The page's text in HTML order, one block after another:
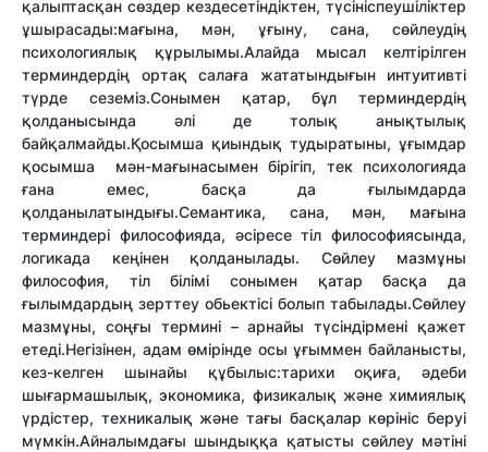
қалыптасқан сөздер кездесетіндіктен, түсініспеушіліктер
ұшырасады:мағына, мән, ұғыну, сана, сөйлеудің
психологиялық құрылымы.Алайда мысал келтірілген
терминдердің ортақ салаға жататындығын интуитивті
түрде сеземіз.Сонымен қатар, бұл терминдердің
қолданысында әлі де толық анықтылық
байқалмайды.Қосымша қиындық тудыратыны, ұғымдар
қосымша мән-мағынасымен бірігіп, тек психологияда
ғана емес, басқа да ғылымдарда
қолданылатындығы.Семантика, сана, мән, мағына
терминдері философияда, әсіресе тіл философиясында,
логикада кеңінен қолданылады. Сөйлеу мазмұны
философия, тіл білімі сонымен қатар басқа да
ғылымдардың зерттеу обьектісі болып табылады.Сөйлеу
мазмұны, соңғы термині – арнайы түсіндірмені қажет
етеді.Негізінен, адам өмірінде осы ұғыммен байланысты,
кез-келген шынайы құбылыс:тарихи оқиға, әдеби
шығармашылық, экономика, физикалық және химиялық
үрдістер, техникалық және тағы басқалар көрініс беруі
мүмкін.Айналымдағы шындыққа қатысты сөйлеу мәтіні